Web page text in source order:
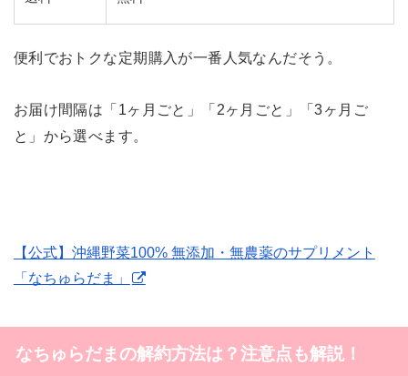
便利でおトクな定期購入が一番人気なんだそう。
お届け間隔は「1ヶ月ごと」「2ヶ月ごと」「3ヶ月ご
と」から選べます。
【公式】沖縄野菜100% 無添加・無農薬のサプリメント
「なちゅらだま」
なちゅらだまの解約方法は？注意点も解説！